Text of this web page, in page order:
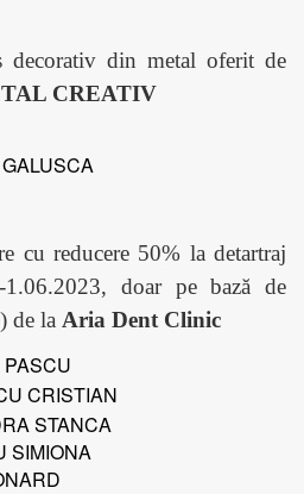
decorativ din metal oferit de
CREATIV
cu reducere 50% la detartraj
1.06.2023, doar pe bază de
de la Aria Dent Clinic
CRISTIAN
STANCA
SIMIONA